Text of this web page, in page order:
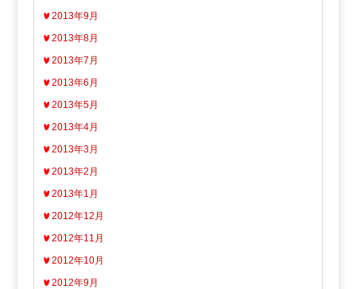
2013年9月
2013年8月
2013年7月
2013年6月
2013年5月
2013年4月
2013年3月
2013年2月
2013年1月
2012年12月
2012年11月
2012年10月
2012年9月